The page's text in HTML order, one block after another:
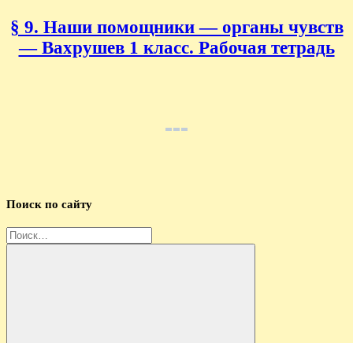
§ 9. Наши помощники — органы чувств
— Вахрушев 1 класс. Рабочая тетрадь
Поиск по сайту
Найти: